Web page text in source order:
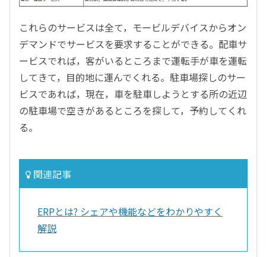
これらのサービスは全て，モービルデバイスからオン
デマンドでサービスを要求することができる。配車サ
ービスでれば，客がいるところまで運転手が車を運転
してきて，目的地に運んでくれる。駐車場探しのサー
ビスであれば，現在，車を駐車しようとする所の近辺
の駐車場で空きがあるところを探して，予約してくれ
る。
関連記事
ERPとは? シェアや機能などをわかりやすく
解説